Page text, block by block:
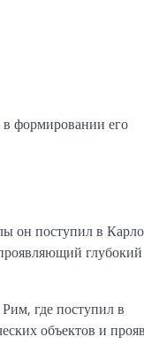
формировании его
он поступил в
глубокий
где поступил в
объектов и